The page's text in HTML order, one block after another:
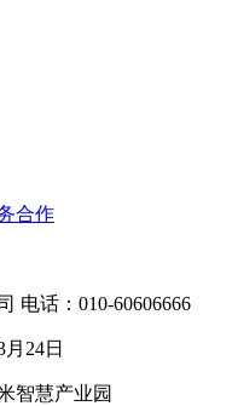
合作
电话：010-60606666
24日
智慧产业园